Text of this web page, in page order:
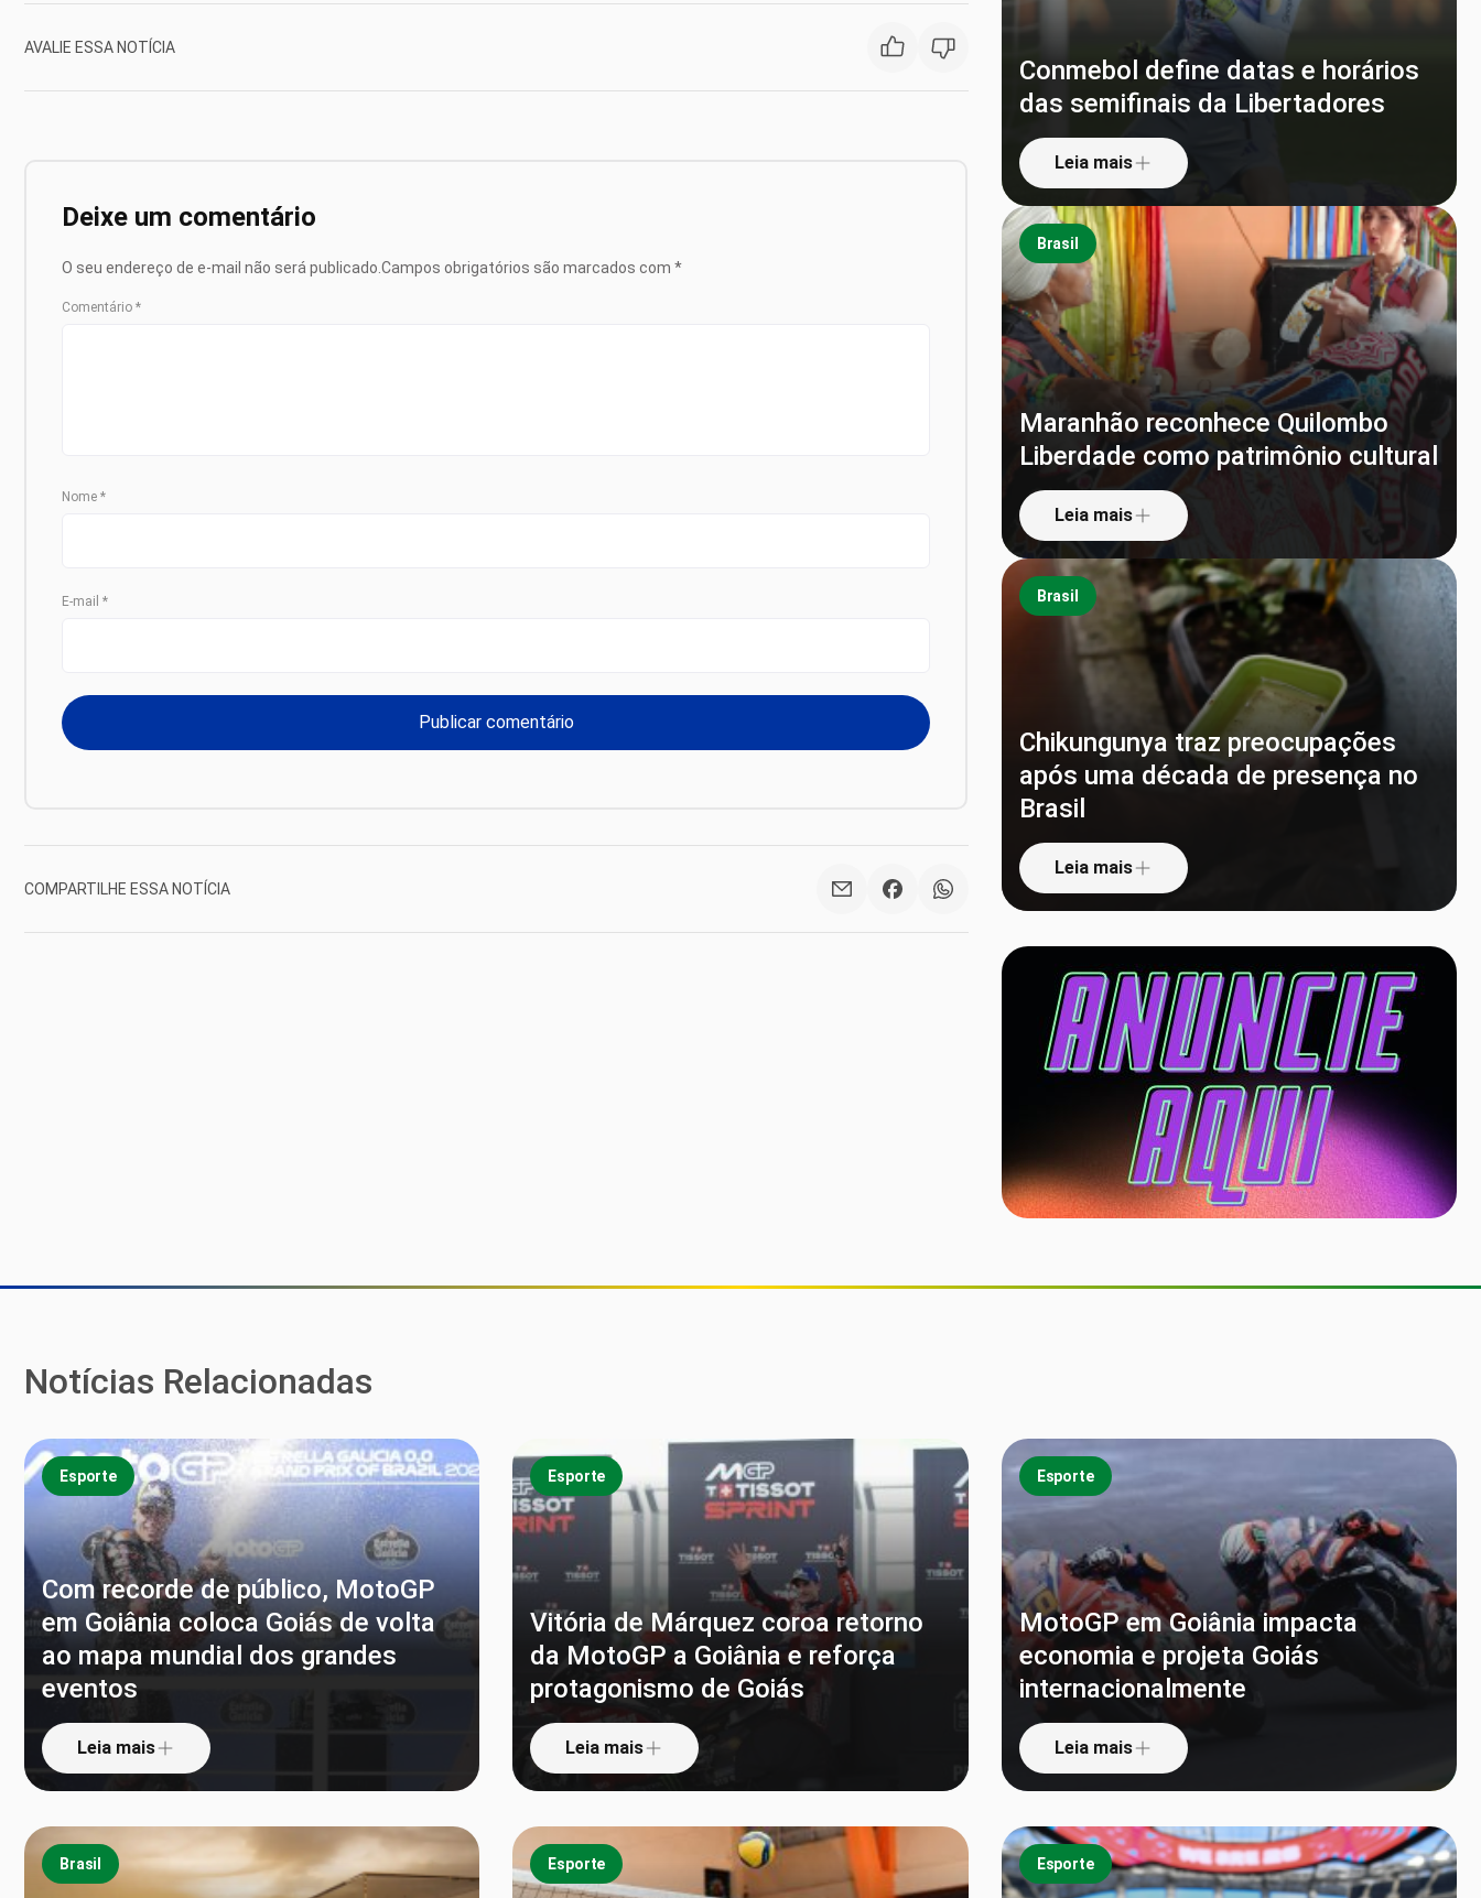
AVALIE ESSA NOTÍCIA
Deixe um comentário
O seu endereço de e-mail não será publicado. Campos obrigatórios são marcados com *
Comentário *
Nome *
E-mail *
COMPARTILHE ESSA NOTÍCIA
Conmebol define datas e horários
das semifinais da Libertadores
Leia mais
Brasil
Maranhão reconhece Quilombo
Liberdade como patrimônio cultural
Leia mais
Brasil
Chikungunya traz preocupações
após uma década de presença no
Brasil
Leia mais
Notícias Relacionadas
Esporte
Com recorde de público, MotoGP
em Goiânia coloca Goiás de volta
ao mapa mundial dos grandes
eventos
Leia mais
Esporte
Vitória de Márquez coroa retorno
da MotoGP a Goiânia e reforça
protagonismo de Goiás
Leia mais
Esporte
MotoGP em Goiânia impacta
economia e projeta Goiás
internacionalmente
Leia mais
Brasil Esporte Esporte